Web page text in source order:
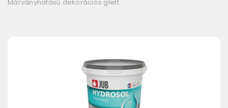
Márványhatású dekorációs glett